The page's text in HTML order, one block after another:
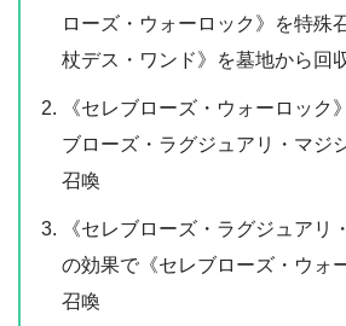
ローズ・ウォーロック》を特殊
杖デス・ワンド》を墓地から回
《セレブローズ・ウォーロック
ブローズ・ラグジュアリ・マジ
召喚
《セレブローズ・ラグジュアリ
の効果で《セレブローズ・ウォ
召喚